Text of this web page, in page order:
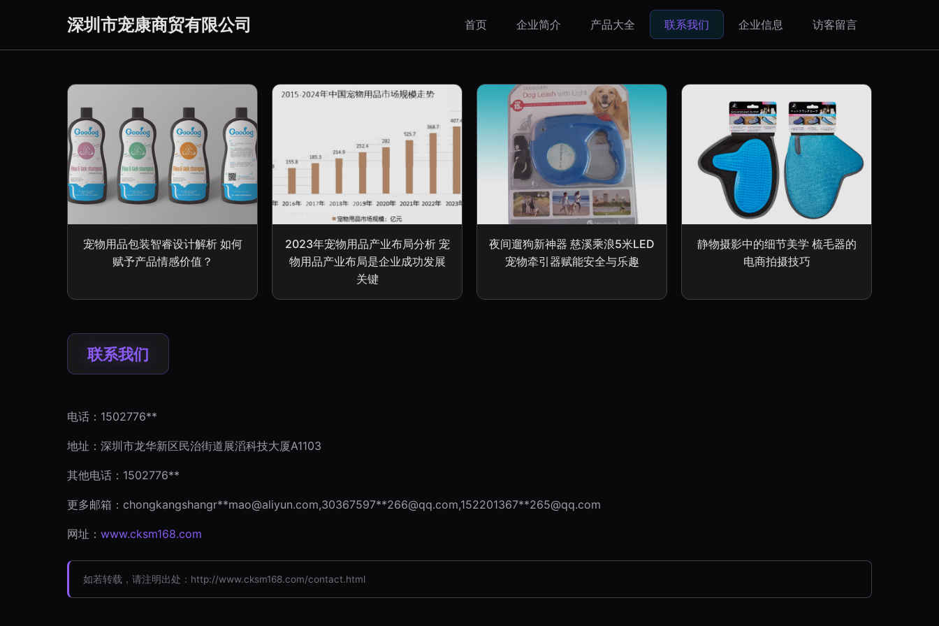
深圳市宠康商贸有限公司 首页 企业简介 产品大全 联系我们 企业信息 访客留言
宠物用品包装智睿设计解析 如何
赋予产品情感价值？
2023年宠物用品产业布局分析 宠
物用品产业布局是企业成功发展
关键
夜间遛狗新神器 慈溪乘浪5米LED
宠物牵引器赋能安全与乐趣
静物摄影中的细节美学 梳毛器的
电商拍摄技巧
联系我们
电话：1502776**
地址：深圳市龙华新区民治街道展滔科技大厦A1103
其他电话：1502776**
更多邮箱：chongkangshangr**mao@aliyun.com,30367597**266@qq.com,152201367**265@qq.com
网址： www.cksm168.com
如若转载，请注明出处：http://www.cksm168.com/contact.html